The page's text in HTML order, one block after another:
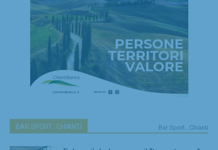
BAR SPORT...CHIANTI Bar Sport...Chianti